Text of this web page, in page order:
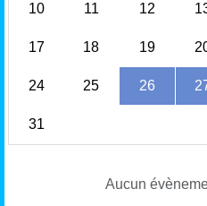
10 11 12
17 18 19
24 25 26
31
Aucun